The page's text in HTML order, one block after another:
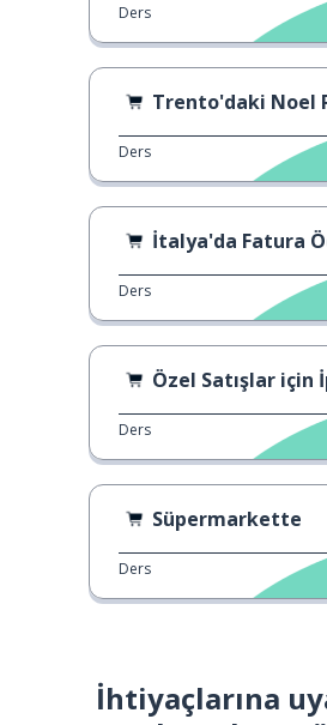
Ders
Trento'daki Noel
Ders
İtalya'da Fatura
Ders
Özel Satışlar için
Ders
Süpermarkette
Ders
İhtiyaçlarına